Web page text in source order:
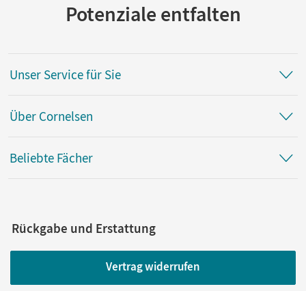
Potenziale entfalten
Unser Service für Sie
Über Cornelsen
Beliebte Fächer
Rückgabe und Erstattung
Vertrag widerrufen